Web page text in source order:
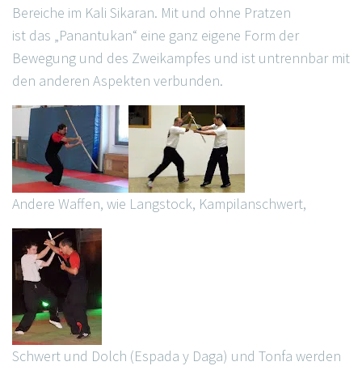
Bereiche im Kali Sikaran. Mit und ohne Pratzen
ist das „Panantukan“ eine ganz eigene Form der
Bewegung und des Zweikampfes und ist untrennbar mit
den anderen Aspekten verbunden.
Andere Waffen, wie Langstock, Kampilanschwert,
Schwert und Dolch (Espada y Daga) und Tonfa werden